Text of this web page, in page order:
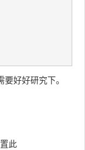
好好研究下。
此